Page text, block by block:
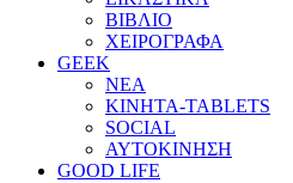
ΒΙΒΛΙΟ
ΧΕΙΡΟΓΡΑΦΑ
GEEK
ΝΕΑ
ΚΙΝΗΤΑ-TABLETS
SOCIAL
ΑΥΤΟΚΙΝΗΣΗ
GOOD LIFE